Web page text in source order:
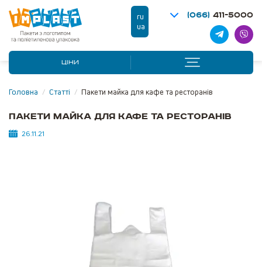
ru
ua
(066) 411-5000
ЦІНИ
Головна / Статті / Пакети майка для кафе та ресторанів
Пакети майка для кафе та ресторанів
26.11.21